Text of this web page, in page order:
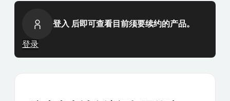
登入 后即可查看目前须要续约的产品。
登录